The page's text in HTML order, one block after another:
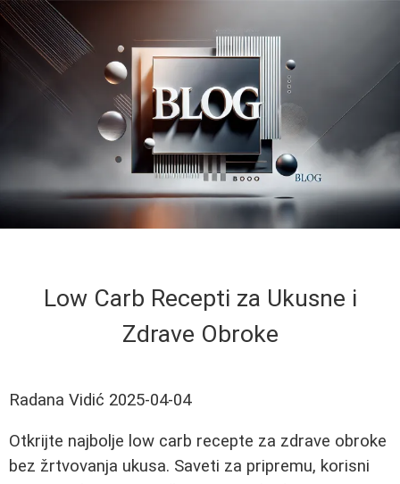
Low Carb Recepti za Ukusne i
Zdrave Obroke
Radana Vidić 2025-04-04
Otkrijte najbolje low carb recepte za zdrave obroke
bez žrtvovanja ukusa. Saveti za pripremu, korisni